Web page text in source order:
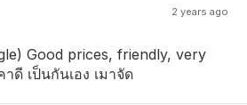
2 years ago
Good prices, friendly, very
ดี เป็นกันเอง เมาจัด